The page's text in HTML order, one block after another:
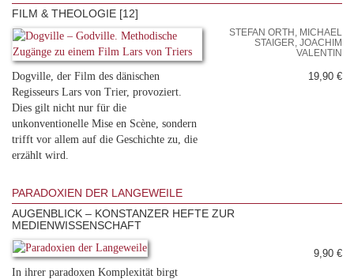
FILM & THEOLOGIE [12]
Dogville, der Film des dänischen
Regisseurs Lars von Trier, provoziert.
Dies gilt nicht nur für die
unkonventionelle Mise en Scène, sondern
trifft vor allem auf die Geschichte zu, die
erzählt wird.
STEFAN ORTH, MICHAEL
STAIGER, JOACHIM
VALENTIN
19,90 €
PARADOXIEN DER LANGEWEILE
AUGENBLICK – KONSTANZER HEFTE ZUR
MEDIENWISSENSCHAFT
In ihrer paradoxen Komplexität birgt
9,90 €